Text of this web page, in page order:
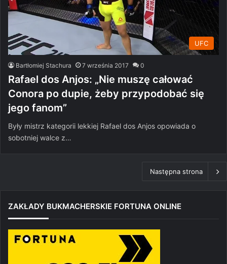
UFC
Bartłomiej Stachura 7 września 2017 0
Rafael dos Anjos: „Nie muszę całować
Conora po dupie, żeby przypodobać się
jego fanom”
Były mistrz kategorii lekkiej Rafael dos Anjos opowiada o
sobotniej walce z…
Następna strona
ZAKŁADY BUKMACHERSKIE FORTUNA ONLINE